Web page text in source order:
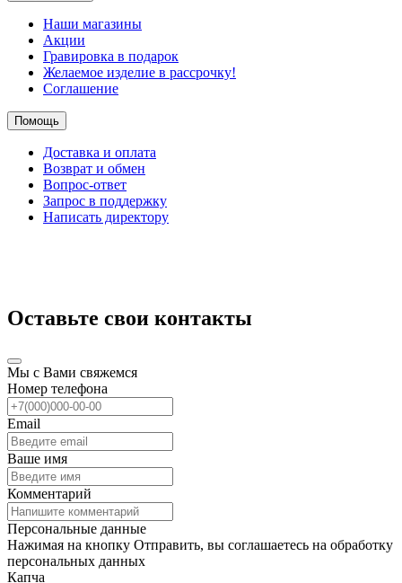
Наши магазины
Акции
Гравировка в подарок
Желаемое изделие в рассрочку!
Соглашение
Помощь
Доставка и оплата
Возврат и обмен
Вопрос-ответ
Запрос в поддержку
Написать директору
Оставьте свои контакты
Мы с Вами свяжемся
Номер телефона
Email
Ваше имя
Комментарий
Персональные данные
Нажимая на кнопку Отправить, вы соглашаетесь на обработку
персональных данных
Капча